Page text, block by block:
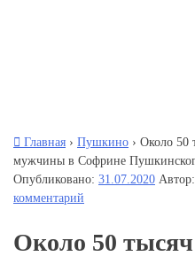
Главная › Пушкино › Около 50
мужчины в Софрине
Опубликовано: 31.07.2020 Автор:
комментарий
Около 50